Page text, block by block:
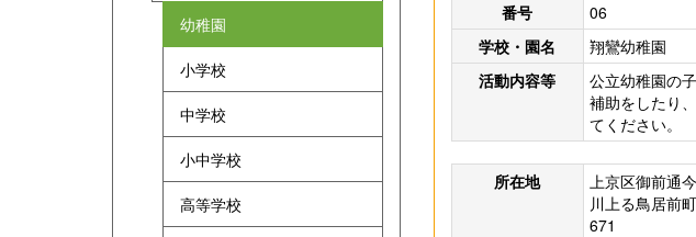
番号
06
学校・園名
翔鸞幼稚園
活動内容等
公立幼稚園の
補助をしたり
てください。
所在地
上京区御前通
川上る鳥居前町
671
幼稚園
小学校
中学校
小中学校
高等学校